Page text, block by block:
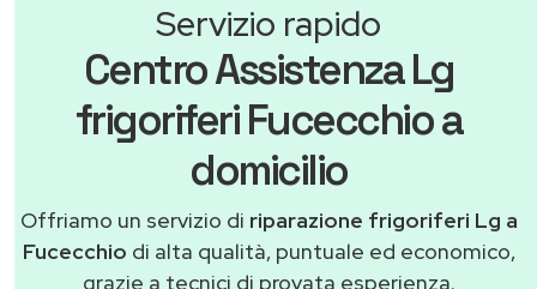
Servizio rapido
Centro Assistenza Lg
frigoriferi Fucecchio a
domicilio
Offriamo un servizio di riparazione frigoriferi Lg a
Fucecchio di alta qualità, puntuale ed economico,
grazie a tecnici di provata esperienza.